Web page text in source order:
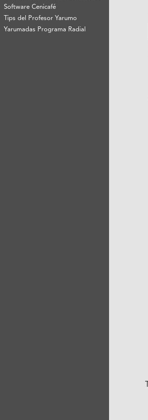
Software Cenicafé
Tips del Profesor Yarumo
Yarumadas Programa Radial